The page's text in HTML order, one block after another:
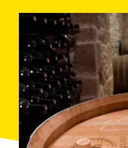
més, aquí es troba un
comarca i de les Terres
es poden degustar
territori, sempre